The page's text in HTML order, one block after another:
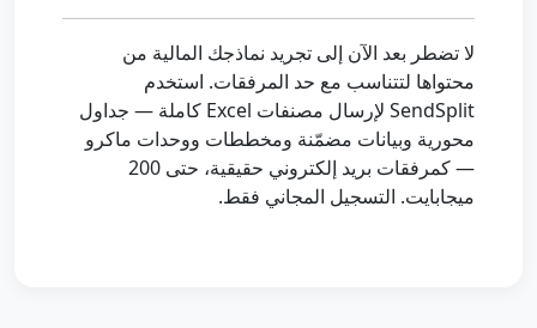
لا تضطر بعد الآن إلى تجريد نماذجك المالية من
محتواها لتتناسب مع حد المرفقات. استخدم
SendSplit لإرسال مصنفات Excel كاملة — جداول
محورية وبيانات مضمّنة ومخططات ووحدات ماكرو
— كمرفقات بريد إلكتروني حقيقية، حتى 200
ميجابايت. التسجيل المجاني فقط.